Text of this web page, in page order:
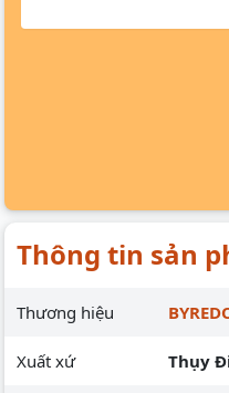
Thông tin sản
Thương hiệu
Xuất xứ Thụy